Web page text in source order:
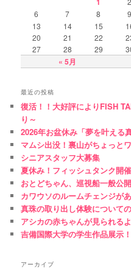
« 5月
6
7 8 9
13 14 15
20
21 22
27
28 29
最近の投稿
復活！！大好評によりFISH
り～
2026年お盆休み「夢を叶える
マムシ出没！裏山がちょっと
シニアスタッフ大募集
夏休み！フィッシュタンク開催
おとどちゃん、巡視船一般公
カワウソのルームチェンジが
真珠の取り出し体験について
アシカの赤ちゃんが見られる
吉備国際大学の学生作品展示！
アーカイブ